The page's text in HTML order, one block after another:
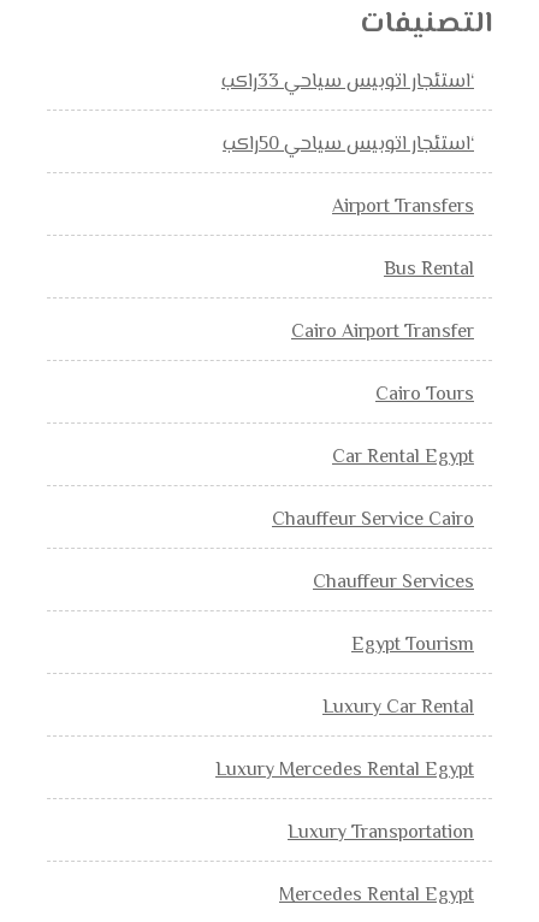
التصنيفات
‘استئجار اتوبيس سياحي 33راكب
‘استئجار اتوبيس سياحي 50راكب
Airport Transfers
Bus Rental
Cairo Airport Transfer
Cairo Tours
Car Rental Egypt
Chauffeur Service Cairo
Chauffeur Services
Egypt Tourism
Luxury Car Rental
Luxury Mercedes Rental Egypt
Luxury Transportation
Mercedes Rental Egypt